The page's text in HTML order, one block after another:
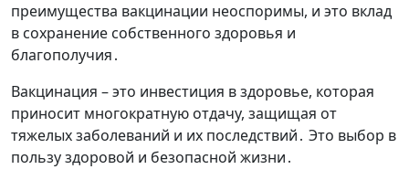
преимущества вакцинации неоспоримы, и это вклад
в сохранение собственного здоровья и
благополучия․
Вакцинация – это инвестиция в здоровье, которая
приносит многократную отдачу, защищая от
тяжелых заболеваний и их последствий․ Это выбор в
пользу здоровой и безопасной жизни․